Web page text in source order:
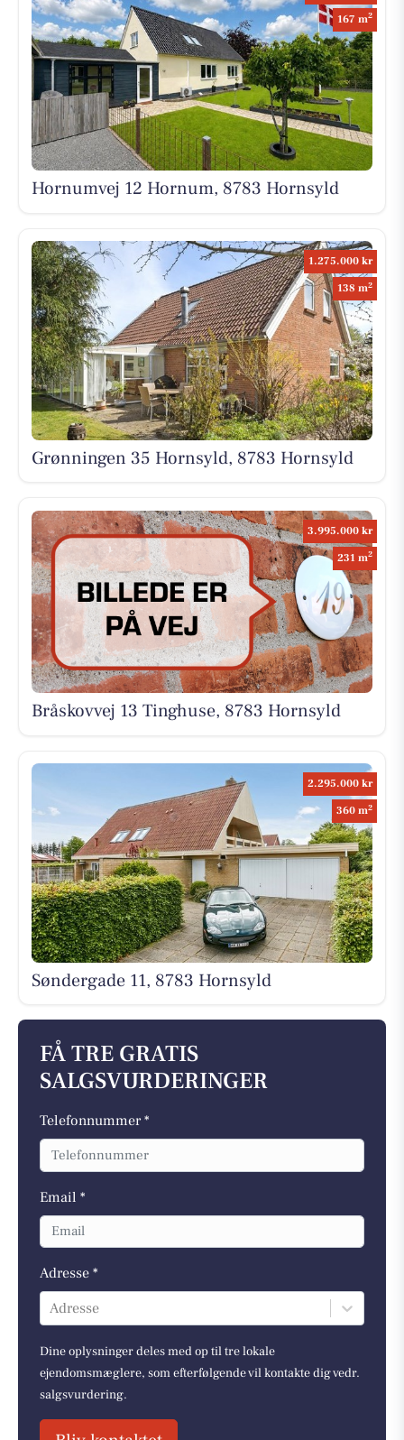
167 m2
Hornumvej 12 Hornum, 8783 Hornsyld
1.275.000 kr
138 m2
Grønningen 35 Hornsyld, 8783 Hornsyld
3.995.000 kr
231 m2
Bråskovvej 13 Tinghuse, 8783 Hornsyld
2.295.000 kr
360 m2
Søndergade 11, 8783 Hornsyld
FÅ TRE GRATIS
SALGSVURDERINGER
Telefonnummer *
Email *
Adresse *
Adresse
Dine oplysninger deles med op til tre lokale
ejendomsmæglere, som efterfølgende vil kontakte dig vedr.
salgsvurdering.